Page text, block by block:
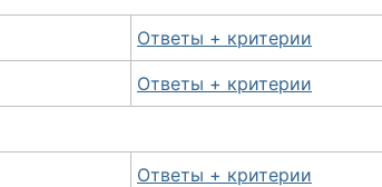
Ответы + критерии
Ответы + критерии
Ответы + критерии